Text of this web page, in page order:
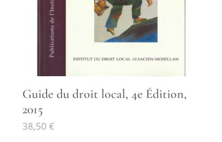
Guide du droit local, 4e Édition,
2015
38,50 €